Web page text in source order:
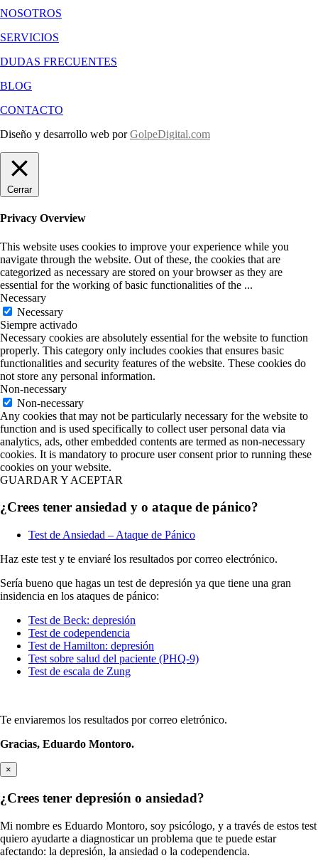
NOSOTROS
SERVICIOS
DUDAS FRECUENTES
BLOG
CONTACTO
Diseño y desarrollo web porGolpeDigital.com
Cerrar
Privacy Overview
This website uses cookies to improve your experience while you
navigate through the website. Out of these, the cookies that are
categorized as necessary are stored on your browser as they are
essential for the working of basic functionalities of the ...
Necessary
Necessary
Siempre activado
Necessary cookies are absolutely essential for the website to function
properly. This category only includes cookies that ensures basic
functionalities and security features of the website. These cookies do
not store any personal information.
Non-necessary
Non-necessary
Any cookies that may not be particularly necessary for the website to
function and is used specifically to collect user personal data via
analytics, ads, other embedded contents are termed as non-necessary
cookies. It is mandatory to procure user consent prior to running these
cookies on your website.
GUARDAR Y ACEPTAR
¿Crees tener ansiedad y o ataque de pánico?
Test de Ansiedad – Ataque de Pánico
Haz este test y te enviaré los resultados por correo electrónico.
Sería bueno que hagas un test de depresión ya que tiene una gran
insidencia en los ataques de pánico:
Test de Beck: depresión
Test de codependencia
Test de Hamilton: depresión
Test sobre salud del paciente (PHQ-9)
Test de escala de Zung
Te enviaremos los resultados por correo eletrónico.
Gracias, Eduardo Montoro.
×
¿Crees tener depresión o ansiedad?
Mi nombre es Eduardo Montoro, soy psicólogo, y a través de estos test
quiero ayudarte a diagnosticar un problema que te puede estar
afectando: la depresión, la ansiedad o la codependencia.